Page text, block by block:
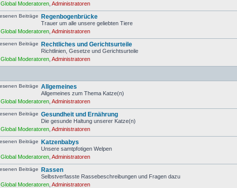
Global Moderatoren ,Administratoren
Regenbogenbrücke
Trauer um alle unsere geliebten Tiere
Global Moderatoren ,Administratoren
Rechtliches und Gerichtsurteile
Richtlinien, Gesetze und Gerichtsurteile
Global Moderatoren ,Administratoren
Allgemeines
Allgemeines zum Thema Katze(n)
Global Moderatoren ,Administratoren
Gesundheit und Ernährung
Die gesunde Haltung unserer Katze(n)
Global Moderatoren ,Administratoren
Katzenbabys
Unsere samtpfotigen Welpen
Global Moderatoren ,Administratoren
Rassen
Selbstverfasste Rassebeschreibungen und Fragen dazu
Global Moderatoren ,Administratoren